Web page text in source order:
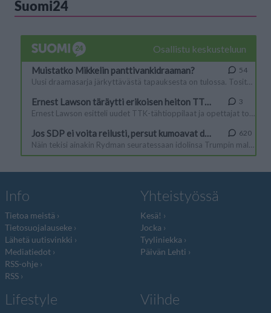
Suomi24
Info
Tietoa meistä
Tietosuojalauseke
Lähetä uutisvinkki
Mediatiedot
RSS-ohje
RSS
Yhteistyössä
Kesä!
Jocka
Tyyliniekka
Päivän Lehti
Lifestyle Viihde